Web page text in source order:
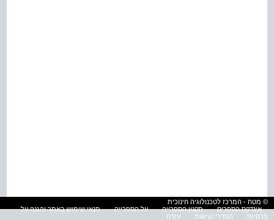
© מטח - המרכז לטכנולוגיה חינוכית
אינדקס הספרים
תקנון הספרייה על הספרייה
תנאי שימוש באתר והגנה על
פרטיות
הסדרי נגישות עזרה